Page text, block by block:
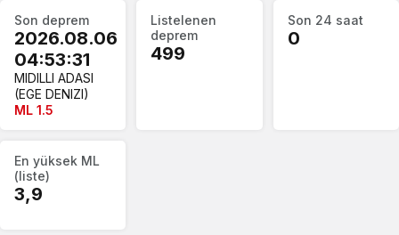
Deprem
özeti
Son deprem
2026.08.06
04:53:31
MIDILLI ADASI
(EGE DENIZI)
ML 1.5
Listelenen
deprem
499
Son 24 saat
0
En yüksek ML
(liste)
3,9